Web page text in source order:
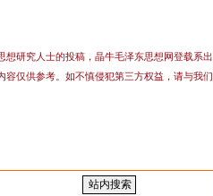
研究人士的投稿，晶牛毛泽东思想网登载系出
仅供参考。如不慎侵犯第三方权益，请与我们